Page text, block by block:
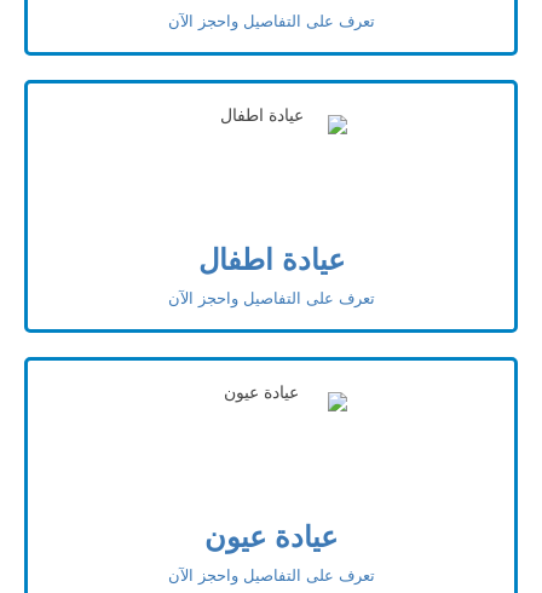
تعرف على التفاصيل واحجز الآن
عيادة اطفال
تعرف على التفاصيل واحجز الآن
عيادة عيون
تعرف على التفاصيل واحجز الآن